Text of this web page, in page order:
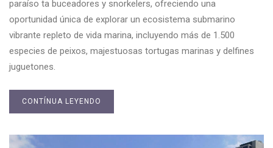
paraíso ta buceadores y snorkelers, ofreciendo una
oportunidad única de explorar un ecosistema submarino
vibrante repleto de vida marina, incluyendo más de 1.500
especies de peixos, majestuosas tortugas marinas y delfines
juguetones.
CONTÍNUA LEYENDO